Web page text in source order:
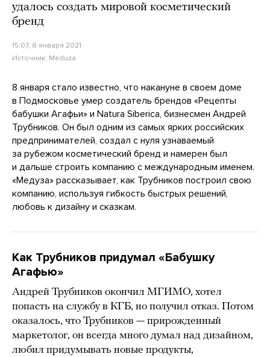
удалось создать мировой косметический
бренд
15:07, 8 января 2021
Источник: Meduza
8 января стало известно, что накануне в своем доме
в Подмосковье умер создатель брендов «Рецепты
бабушки Агафьи» и Natura Siberica, бизнесмен Андрей
Трубников. Он был одним из самых ярких российских
предпринимателей, создал с нуля узнаваемый
за рубежом косметический бренд и намерен был
и дальше строить компанию с международным именем.
«Медуза» рассказывает, как Трубников построил свою
компанию, используя гибкость быстрых решений,
любовь к дизайну и сказкам.
Как Трубников придумал «Бабушку
Агафью»
Андрей Трубников окончил МГИМО, хотел
попасть на службу в КГБ, но получил отказ. Потом
оказалось, что Трубников — прирожденный
маркетолог, он всегда много думал над дизайном,
любил придумывать новые продукты,